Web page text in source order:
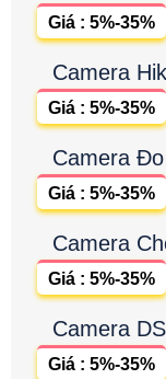
Giá : 5%-35%
Camera
Giá : 5%-35%
Camera
Giá : 5%-35%
Camera
Giá : 5%-35%
Camera
Giá : 5%-35%